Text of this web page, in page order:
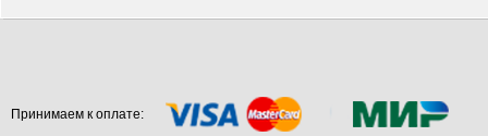
Принимаем к оплате: